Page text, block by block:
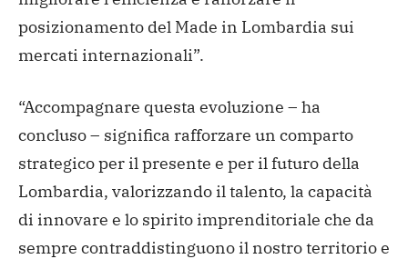
posizionamento del Made in Lombardia sui
mercati internazionali”.
“Accompagnare questa evoluzione – ha
concluso – significa rafforzare un comparto
strategico per il presente e per il futuro della
Lombardia, valorizzando il talento, la capacità
di innovare e lo spirito imprenditoriale che da
sempre contraddistinguono il nostro territorio e